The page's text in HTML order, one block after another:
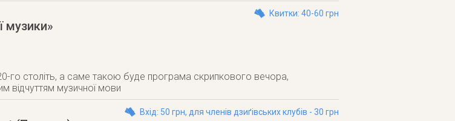
Квитки: 40-60 грн
музики»
го століть, а саме такою буде програма скрипкового вечора,
відчуттям музичної мови
Вхід: 50 грн, для членів дзиґівських клубів - 30 грн